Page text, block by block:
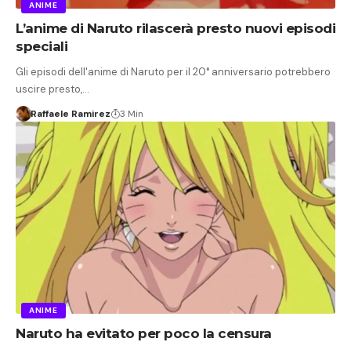
ANIME
L’anime di Naruto rilascerà presto nuovi episodi
speciali
Gli episodi dell'anime di Naruto per il 20° anniversario potrebbero
uscire presto,…
Raffaele Ramirez 3 Min
ANIME
Naruto ha evitato per poco la censura